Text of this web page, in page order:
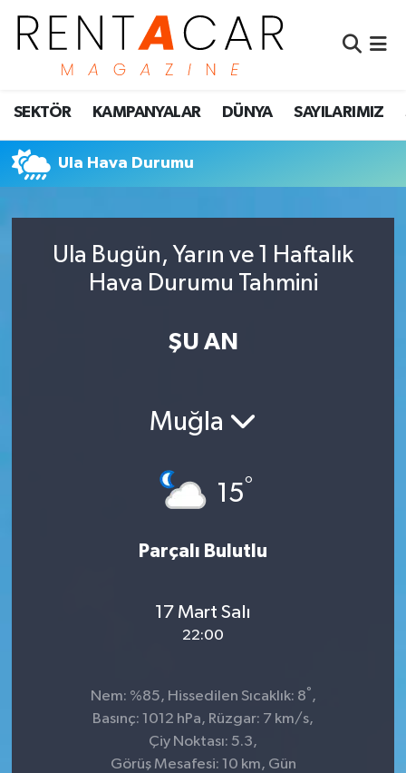
SEKTÖR KAMPANYALAR DÜNYA SAYILARIMIZ
Ula Hava Durumu
Ula Bugün, Yarın ve 1 Haftalık
Hava Durumu Tahmini
ŞU AN
Muğla
15°
Parçalı Bulutlu
17 Mart Salı
22:00
Nem: %85, Hissedilen Sıcaklık: 8° ,
Basınç: 1012 hPa, Rüzgar: 7 km/s,
Çiy Noktası: 5.3,
Görüş Mesafesi: 10 km, Gün
İstanbul Nöbetçi Eczaneler
İstanbul Hava Durumu
İstanbul Namaz Vakitleri
Süper Lig Puan Durumu ve Fikstür
Son Dakika Haberleri